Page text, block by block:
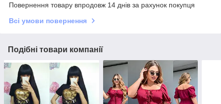
Повернення товару впродовж 14 днів за рахунок покупця
Всі умови повернення
Подібні товари компанії